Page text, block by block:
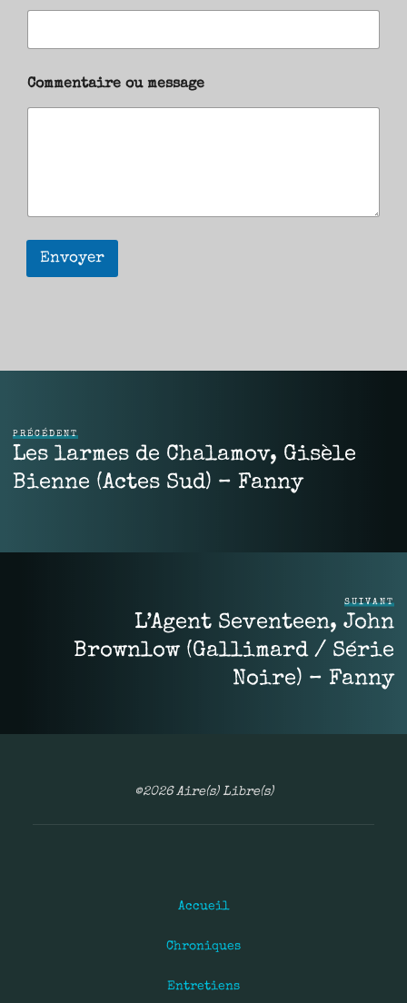
Commentaire ou message
Envoyer
PRÉCÉDENT
Les larmes de Chalamov, Gisèle
Bienne (Actes Sud) – Fanny
SUIVANT
L’Agent Seventeen, John
Brownlow (Gallimard / Série
Noire) – Fanny
©2026 Aire(s) Libre(s)
Accueil
Chroniques
Entretiens